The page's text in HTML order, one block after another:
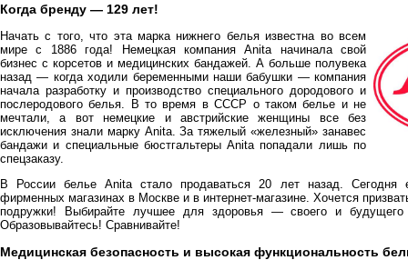
Когда бренду — 129 лет!
Начать с того, что эта марка нижнего белья известна во всем
мире с 1886 года! Немецкая компания Anita начинала свой
бизнес с корсетов и медицинских бандажей. А больше полувека
назад — когда ходили беременными наши бабушки — компания
начала разработку и производство специального дородового и
послеродового белья. В то время в СССР о таком белье и не
мечтали, а вот немецкие и австрийские женщины все без
исключения знали марку Anita. За тяжелый «железный» занавес
бандажи и специальные бюстгальтеры Anita попадали лишь по
спецзаказу.
В России белье Anita стало продаваться 20 лет назад. Сегодня
фирменных магазинах в Москве и в интернет-магазине. Хочется
подружки! Выбирайте лучшее для здоровья — своего и
Образовывайтесь! Сравнивайте!
Медицинская безопасность и высокая функциональность